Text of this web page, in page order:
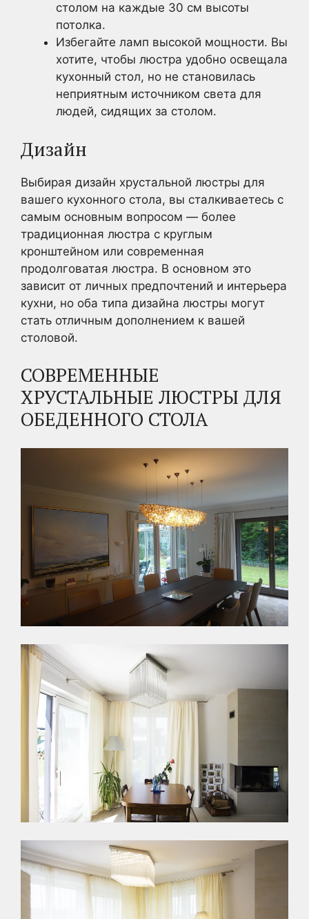
столом на каждые 30 см высоты
потолка.
Избегайте ламп высокой мощности. Вы
хотите, чтобы люстра удобно освещала
кухонный стол, но не становилась
неприятным источником света для
людей, сидящих за столом.
Дизайн
Выбирая дизайн хрустальной люстры для
вашего кухонного стола, вы сталкиваетесь с
самым основным вопросом — более
традиционная люстра с круглым
кронштейном или современная
продолговатая люстра. В основном это
зависит от личных предпочтений и интерьера
кухни, но оба типа дизайна люстры могут
стать отличным дополнением к вашей
столовой.
СОВРЕМЕННЫЕ
ХРУСТАЛЬНЫЕ ЛЮСТРЫ ДЛЯ
ОБЕДЕННОГО СТОЛА